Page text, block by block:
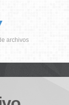
archivos